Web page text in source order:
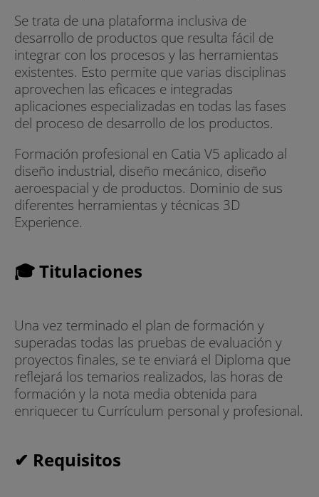
Se trata de una plataforma inclusiva de
desarrollo de productos que resulta fácil de
integrar con los procesos y las herramientas
existentes. Esto permite que varias disciplinas
aprovechen las eficaces e integradas
aplicaciones especializadas en todas las fases
del proceso de desarrollo de los productos.
Formación profesional en Catia V5 aplicado al
diseño industrial, diseño mecánico, diseño
aeroespacial y de productos. Dominio de sus
diferentes herramientas y técnicas 3D
Experience.
🎓 Titulaciones
Una vez terminado el plan de formación y
superadas todas las pruebas de evaluación y
proyectos finales, se te enviará el Diploma que
reflejará los temarios realizados, las horas de
formación y la nota media obtenida para
enriquecer tu Currículum personal y profesional.
✔ Requisitos